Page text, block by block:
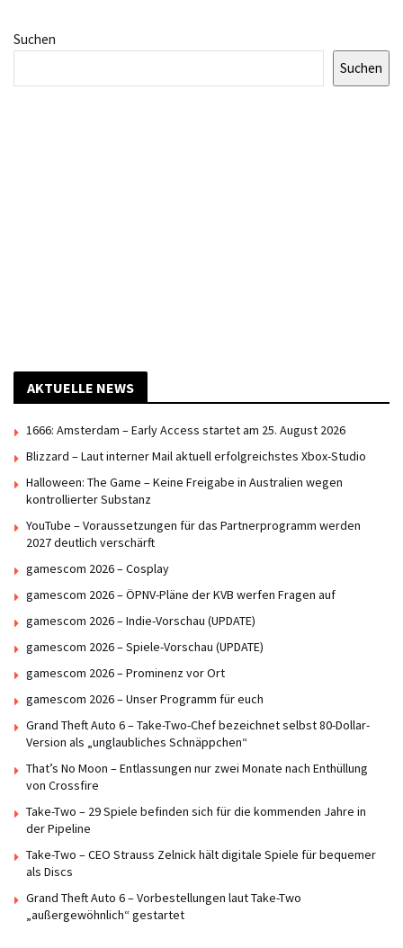
Suchen
Suchen
AKTUELLE NEWS
1666: Amsterdam – Early Access startet am 25. August 2026
Blizzard – Laut interner Mail aktuell erfolgreichstes Xbox-Studio
Halloween: The Game – Keine Freigabe in Australien wegen
kontrollierter Substanz
YouTube – Voraussetzungen für das Partnerprogramm werden
2027 deutlich verschärft
gamescom 2026 – Cosplay
gamescom 2026 – ÖPNV-Pläne der KVB werfen Fragen auf
gamescom 2026 – Indie-Vorschau (UPDATE)
gamescom 2026 – Spiele-Vorschau (UPDATE)
gamescom 2026 – Prominenz vor Ort
gamescom 2026 – Unser Programm für euch
Grand Theft Auto 6 – Take-Two-Chef bezeichnet selbst 80-Dollar-
Version als „unglaubliches Schnäppchen“
That’s No Moon – Entlassungen nur zwei Monate nach Enthüllung
von Crossfire
Take-Two – 29 Spiele befinden sich für die kommenden Jahre in
der Pipeline
Take-Two – CEO Strauss Zelnick hält digitale Spiele für bequemer
als Discs
Grand Theft Auto 6 – Vorbestellungen laut Take-Two
„außergewöhnlich“ gestartet